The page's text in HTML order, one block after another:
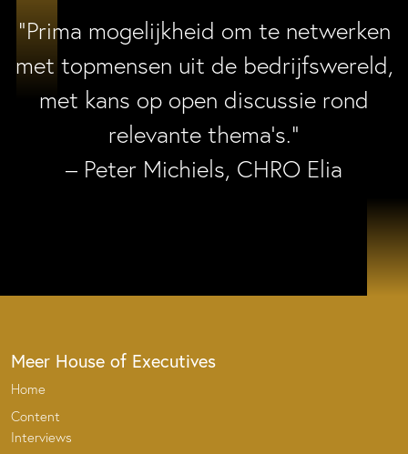
“Prima mogelijkheid om te netwerken
met topmensen uit de bedrijfswereld,
met kans op open discussie rond
relevante thema’s.”
– Peter Michiels, CHRO Elia
Meer House of Executives
Home
Content
Interviews